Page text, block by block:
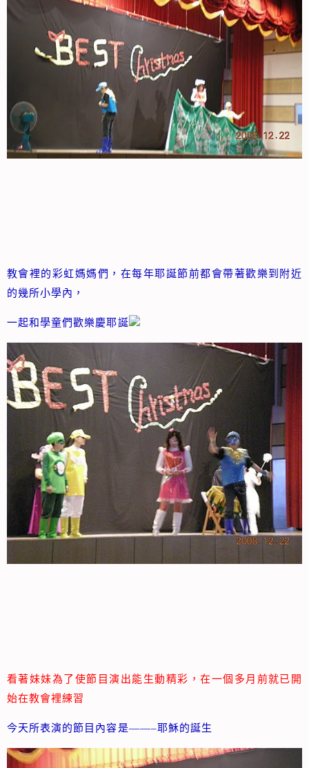
教會裡的彩虹媽媽們，在每年耶誕節前都會帶著歡樂到附近
的幾所小學內，
一起和學童們歡樂慶耶誕
看著妹妹為了使節目演出能生動精彩，在一個多月前就已開
始在教會裡練習
今天所表演的節目內容是——–耶穌的誕生